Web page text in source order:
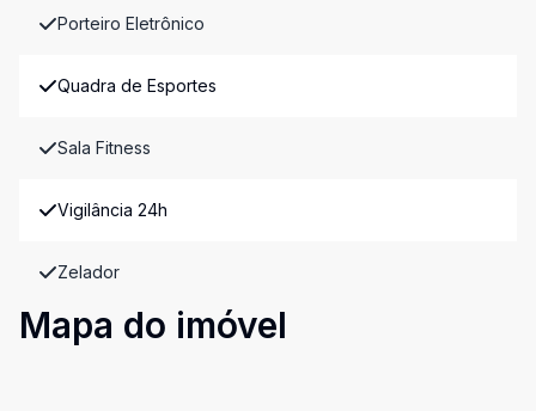
Porteiro Eletrônico
Quadra de Esportes
Sala Fitness
Vigilância 24h
Zelador
Mapa do imóvel